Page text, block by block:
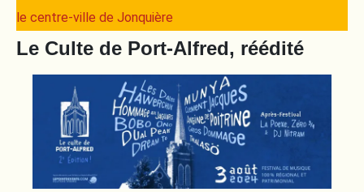
le centre-ville de Jonquière
Le Culte de Port-Alfred, réédité